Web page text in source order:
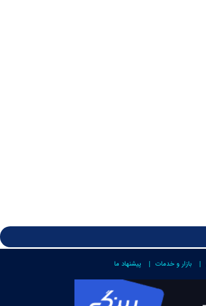
بازار و خدمات پیشنهاد ما